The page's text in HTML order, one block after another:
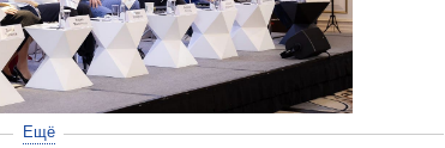
Ещё